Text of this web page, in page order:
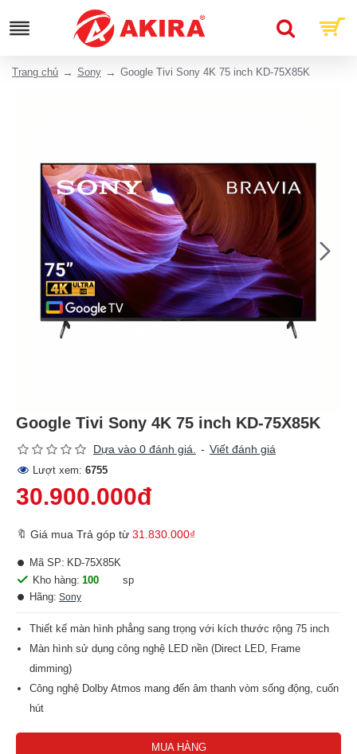
Trang chủ Sony Google Tivi Sony 4K 75 inch KD-75X85K
Google Tivi Sony 4K 75 inch KD-75X85K
Dựa vào 0 đánh giá. - Viết đánh giá
Lượt xem: 6755
30.900.000đ
🔖 Giá mua Trả góp từ 31.830.000₫
Kho hàng: 100
sp
Hãng: Sony
Mã SP: KD-75X85K
Thiết kế màn hình phẳng sang trọng với kích thước rộng 75 inch
Màn hình sử dụng công nghệ LED nền (Direct LED, Frame
dimming)
Công nghệ Dolby Atmos mang đến âm thanh vòm sống động, cuốn
hút
MUA HÀNG